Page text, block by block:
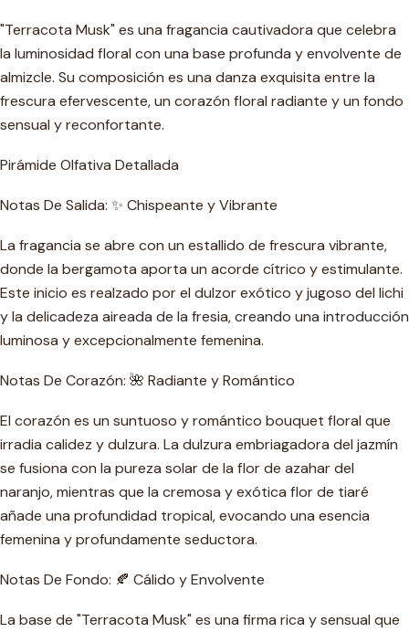
"Terracota Musk" es una fragancia cautivadora que celebra
la luminosidad floral con una base profunda y envolvente de
almizcle. Su composición es una danza exquisita entre la
frescura efervescente, un corazón floral radiante y un fondo
sensual y reconfortante.
Pirámide Olfativa Detallada
Notas De Salida: ✨ Chispeante y Vibrante
La fragancia se abre con un estallido de frescura vibrante,
donde la bergamota aporta un acorde cítrico y estimulante.
Este inicio es realzado por el dulzor exótico y jugoso del lichi
y la delicadeza aireada de la fresia, creando una introducción
luminosa y excepcionalmente femenina.
Notas De Corazón: 🌺 Radiante y Romántico
El corazón es un suntuoso y romántico bouquet floral que
irradia calidez y dulzura. La dulzura embriagadora del jazmín
se fusiona con la pureza solar de la flor de azahar del
naranjo, mientras que la cremosa y exótica flor de tiaré
añade una profundidad tropical, evocando una esencia
femenina y profundamente seductora.
Notas De Fondo: 🍂 Cálido y Envolvente
La base de "Terracota Musk" es una firma rica y sensual que